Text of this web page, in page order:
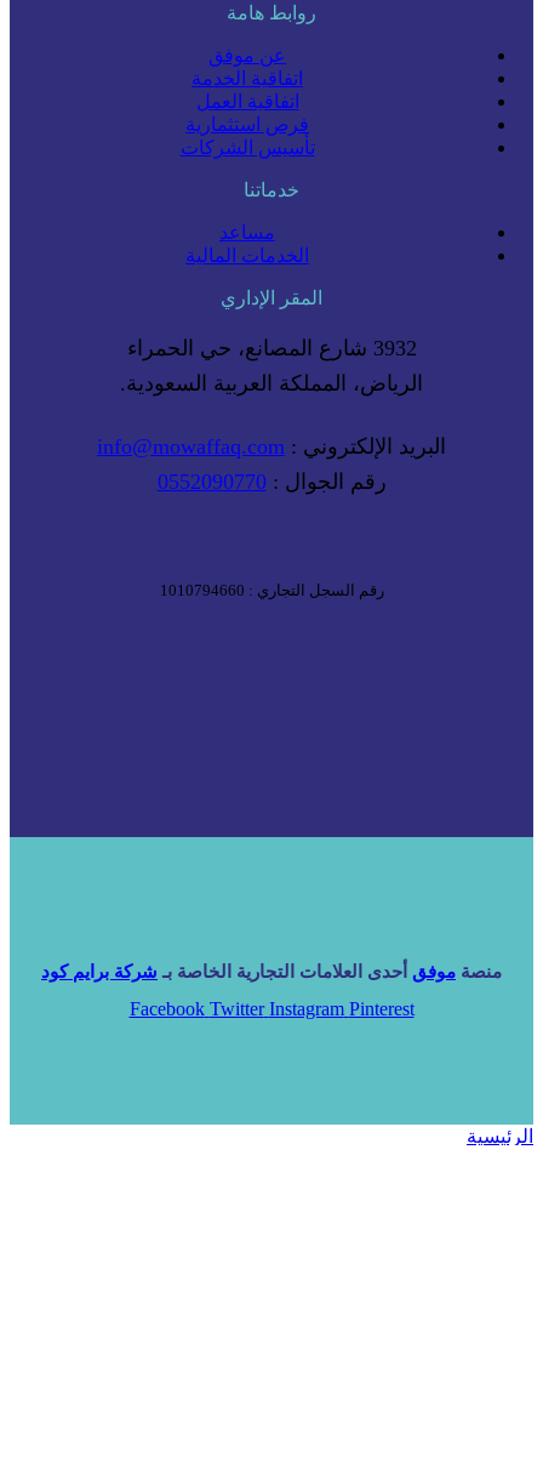
روابط هامة
عن موفق
اتفاقية الخدمة
اتفاقية العمل
فرص استثمارية
تأسيس الشركات
خدماتنا
مساعد
الخدمات المالية
المقر الإداري
3932 شارع المصانع، حي الحمراء
الرياض، المملكة العربية السعودية.
البريد الإلكتروني : info@mowaffaq.com
رقم الجوال :0552090770
رقم السجل التجاري : 1010794660
منصة موفق أحدى العلامات التجارية الخاصة بـ شركة برايم كود
Facebook Twitter Instagram Pinterest
الرئيسية